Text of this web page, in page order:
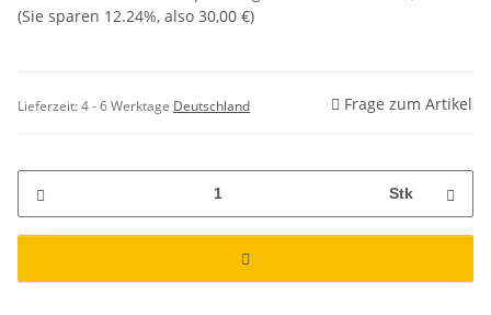
(Sie sparen 12.24%, also 30,00 €)
Lieferzeit:4 - 6 Werktage Deutschland Frage zum Artikel
Stk